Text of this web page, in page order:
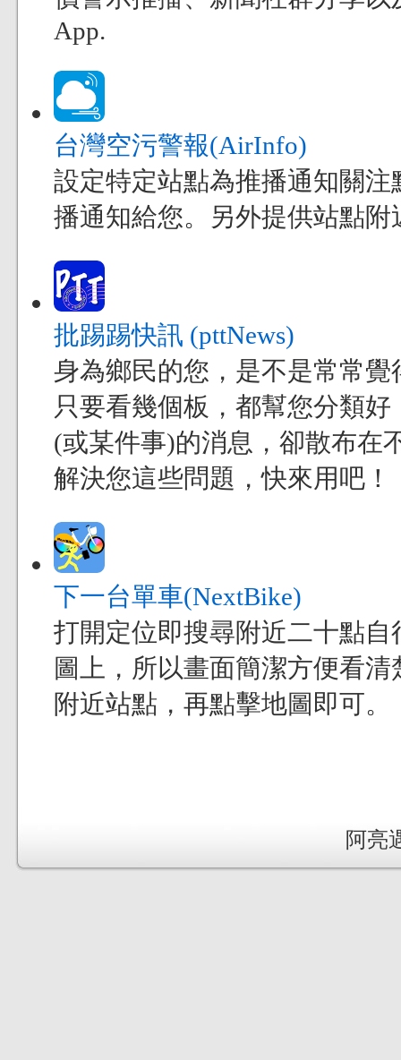
App.
台灣空污警報(AirInfo)
設定特定站點為推播通知關
播通知給您。另外提供站點
批踢踢快訊 (pttNews)
身為鄉民的您，是不是常常
只要看幾個板，都幫您分類
(或某件事)的消息，卻散布在
解決您這些問題，快來用吧！
下一台單車(NextBike)
打開定位即搜尋附近二十點
圖上，所以畫面簡潔方便看
附近站點，再點擊地圖即可。
阿亮